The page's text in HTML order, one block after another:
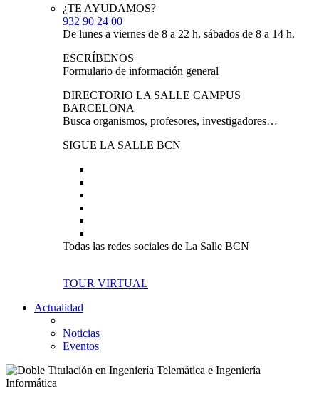
¿TE AYUDAMOS?
932 90 24 00
De lunes a viernes de 8 a 22 h, sábados de 8 a 14 h.
ESCRÍBENOS
Formulario de información general
DIRECTORIO LA SALLE CAMPUS
BARCELONA
Busca organismos, profesores, investigadores…
SIGUE LA SALLE BCN
Todas las redes sociales de La Salle BCN
TOUR VIRTUAL
Actualidad
Noticias
Eventos